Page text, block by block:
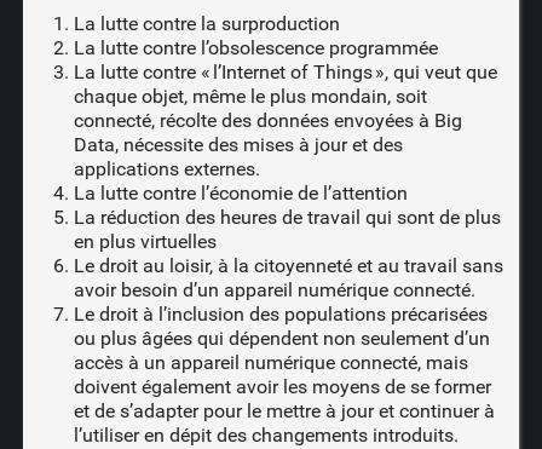
La lutte contre la surproduction
La lutte contre l’obsolescence programmée
La lutte contre « l’Internet of Things », qui veut que
chaque objet, même le plus mondain, soit
connecté, récolte des données envoyées à Big
Data, nécessite des mises à jour et des
applications externes.
La lutte contre l’économie de l’attention
La réduction des heures de travail qui sont de plus
en plus virtuelles
Le droit au loisir, à la citoyenneté et au travail sans
avoir besoin d’un appareil numérique connecté.
Le droit à l’inclusion des populations précarisées
ou plus âgées qui dépendent non seulement d’un
accès à un appareil numérique connecté, mais
doivent également avoir les moyens de se former
et de s’adapter pour le mettre à jour et continuer à
l’utiliser en dépit des changements introduits.